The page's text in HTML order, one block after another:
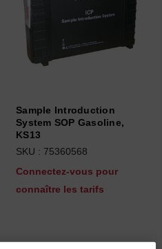
Sample Introduction
System SOP Gasoline,
KS13
SKU : 75360568
Connectez-vous pour
connaître les tarifs